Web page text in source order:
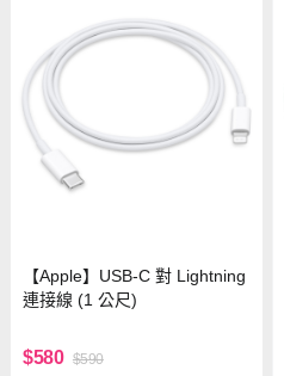
【Apple】USB-C 對 Lightning
連接線 (1 公尺)
$580 $590